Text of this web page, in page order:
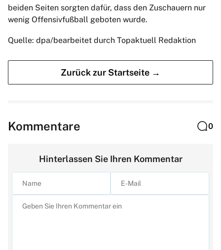
beiden Seiten sorgten dafür, dass den Zuschauern nur
wenig Offensivfußball geboten wurde.
Quelle: dpa/bearbeitet durch Topaktuell Redaktion
Zurück zur Startseite →
Kommentare 0
Hinterlassen Sie Ihren Kommentar